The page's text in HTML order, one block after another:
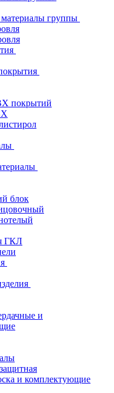
группы
покрытий
блок
ГКЛ
и
и комплектующие